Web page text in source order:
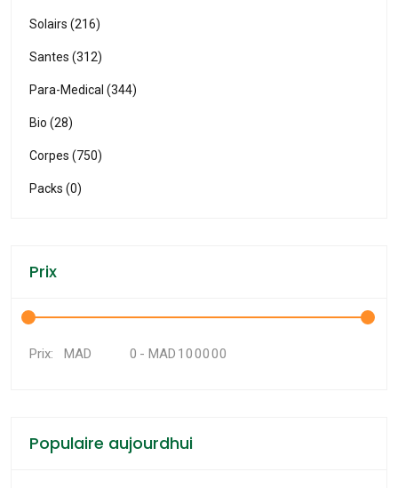
Solairs (216)
Santes (312)
Para-Medical (344)
Bio (28)
Corpes (750)
Packs (0)
Prix
Prix: MAD - MAD
Populaire aujourdhui